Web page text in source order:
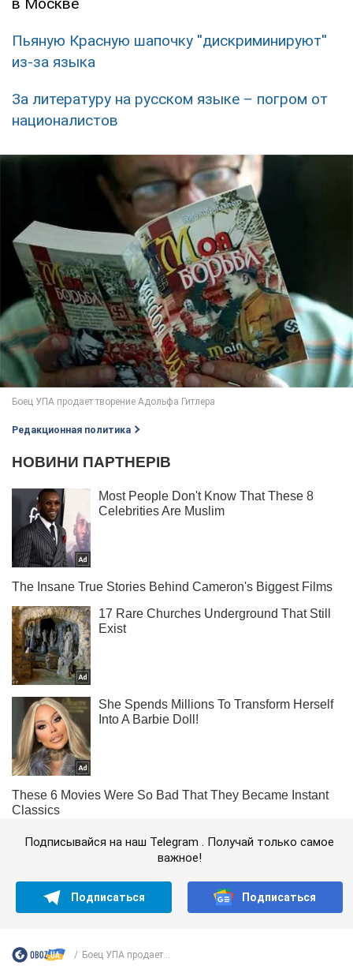
Пьяную Красную шапочку ''дискриминируют''
из-за языка
За литературу на русском языке – погром от
националистов
Редакционная политика
Подписывайся на наш Telegram . Получай только самое
важное!
Подписаться Подписаться
Боец УПА продает...